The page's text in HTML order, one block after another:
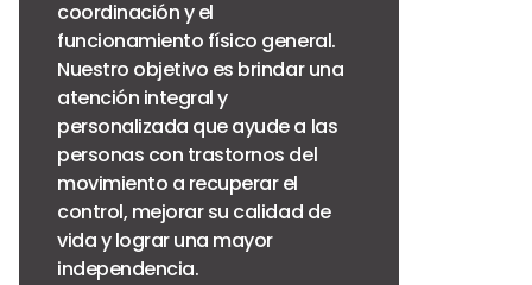
coordinación y el
funcionamiento físico general.
Nuestro objetivo es brindar una
atención integral y
personalizada que ayude a las
personas con trastornos del
movimiento a recuperar el
control, mejorar su calidad de
vida y lograr una mayor
independencia.